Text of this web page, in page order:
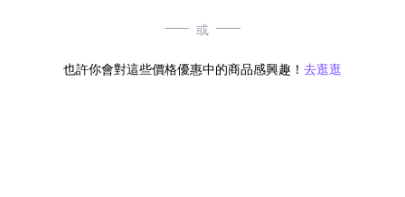
或
也許你會對這些價格優惠中的商品感興趣！ 去逛逛